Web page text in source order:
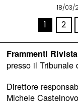
18/03/
1 2
Frammenti
presso il Tribunale
Direttore
Michele Castelnovo